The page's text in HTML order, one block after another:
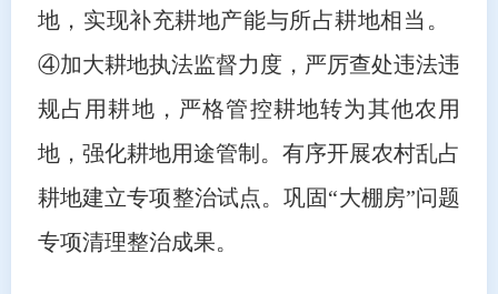
地，实现补充耕地产能与所占耕地相当。
④加大耕地执法监督力度，严厉查处违法违
规占用耕地，严格管控耕地转为其他农用
地，强化耕地用途管制。有序开展农村乱占
耕地建立专项整治试点。巩固“大棚房”问题
专项清理整治成果。